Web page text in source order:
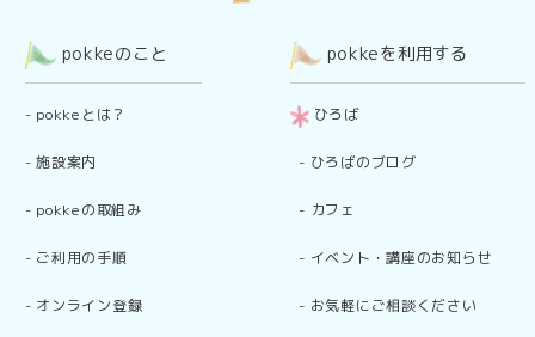
pokkeのこと
- pokkeとは？
-施設案内
- pokkeの取組み
- ご利用の手順
- オンライン登録
pokkeを利用する
ひろば
- ひろばのブログ
- カフェ
- イベント・講座のお知らせ
- お気軽にご相談ください